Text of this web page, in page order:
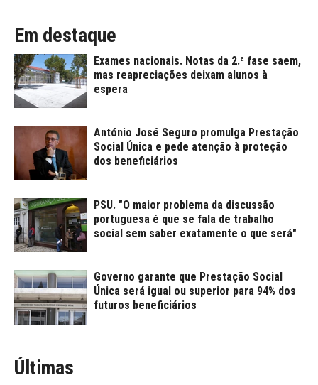
Em destaque
Exames nacionais. Notas da 2.ª fase saem,
mas reapreciações deixam alunos à
espera
António José Seguro promulga Prestação
Social Única e pede atenção à proteção
dos beneficiários
PSU. "O maior problema da discussão
portuguesa é que se fala de trabalho
social sem saber exatamente o que será"
Governo garante que Prestação Social
Única será igual ou superior para 94% dos
futuros beneficiários
Últimas